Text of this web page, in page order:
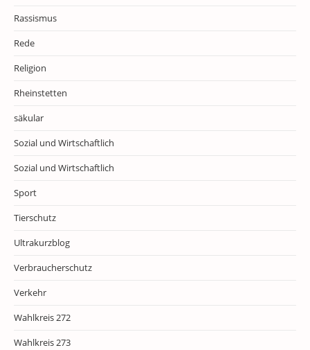
Rassismus
Rede
Religion
Rheinstetten
säkular
Sozial und Wirtschaftlich
Sozial und Wirtschaftlich
Sport
Tierschutz
Ultrakurzblog
Verbraucherschutz
Verkehr
Wahlkreis 272
Wahlkreis 273